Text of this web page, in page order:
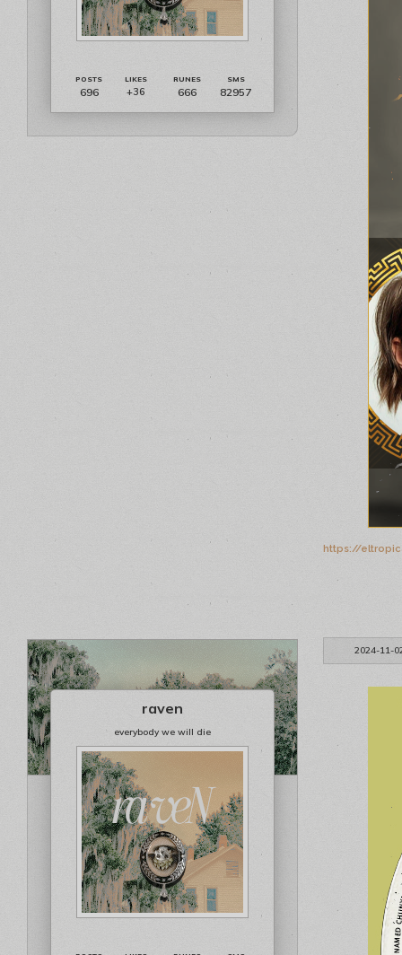
696 +36 666 82957
https://
2024-11-
raven
everybody we will die